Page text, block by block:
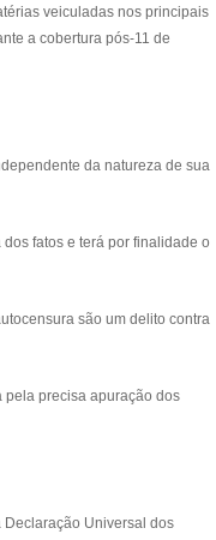
veiculadas nos principais
a cobertura pós-11 de
da natureza de sua
fatos e terá por finalidade o
são um delito contra
pela precisa apuração dos
Declaração Universal dos